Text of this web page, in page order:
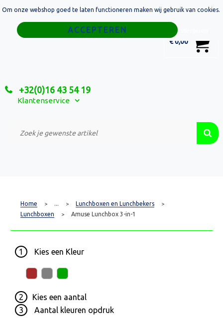
€ 0,00
+32(0)16 43 54 19
Klantenservice
Home
Relatiegeschenken
Custom Made Projecten
Home > ... > Lunchboxen en Lunchbekers >
Lunchboxen > Amuse Lunchbox 3-in-1
1 Kies een Kleur
2 Kies een aantal
3
Aantal kleuren opdruk
Om onze webshop goed te laten functioneren maken wij gebruik van cookies.